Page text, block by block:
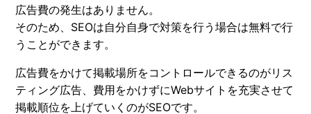
広告費の発生はありません。
そのため、SEOは自分自身で対策を行う場合は無料で行
うことができます。
広告費をかけて掲載場所をコントロールできるのがリス
ティング広告、費用をかけずにWebサイトを充実させて
掲載順位を上げていくのがSEOです。